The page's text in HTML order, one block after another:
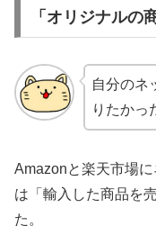
「オリジナルの
自分のネ
りたかっ
Amazonと楽天市場
は「輸入した商品を
た。